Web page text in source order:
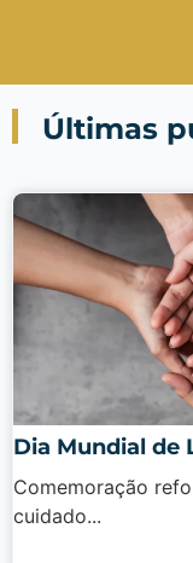
Últimas
Dia Mundial de
Comemoração
cuidado...